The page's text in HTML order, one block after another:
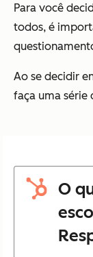
Para você
todos, é
Ao se decidir
faça uma série
O